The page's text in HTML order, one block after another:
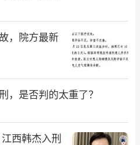
，院方最新
，是否判的太重了？
西韩杰入刑